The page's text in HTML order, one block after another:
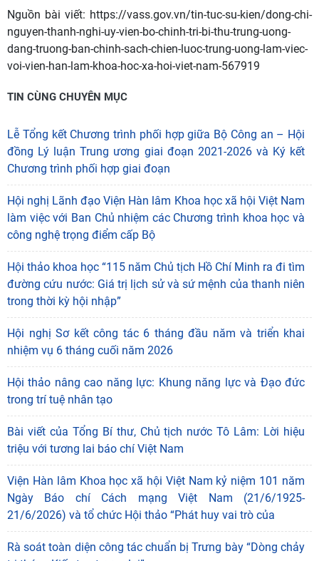
Đồng chí Nguyễn Kim Sơn, Phó Trưởng Ban Chính sách,
Chiến lược Trung ương phát biểu tại buổi làm việc
Toàn cảnh buổi làm việc
Đại biểu tham dự chụp ảnh lưu niệm tại trụ sở Viện Hàn lâm
Nguồn bài viết:https://vass.gov.vn/tin-tuc-su-kien/dong-chi-
nguyen-thanh-nghi-uy-vien-bo-chinh-tri-bi-thu-trung-uong-
dang-truong-ban-chinh-sach-chien-luoc-trung-uong-lam-viec-
voi-vien-han-lam-khoa-hoc-xa-hoi-viet-nam-567919
TIN CÙNG CHUYÊN MỤC
Lễ Tổng kết Chương trình phối hợp giữa Bộ Công an – Hội
đồng Lý luận Trung ương giai đoạn 2021-2026 và Ký kết
Chương trình phối hợp giai đoạn
Hội nghị Lãnh đạo Viện Hàn lâm Khoa học xã hội Việt Nam
làm việc với Ban Chủ nhiệm các Chương trình khoa học và
công nghệ trọng điểm cấp Bộ
Hội thảo khoa học “115 năm Chủ tịch Hồ Chí Minh ra đi tìm
đường cứu nước: Giá trị lịch sử và sứ mệnh của thanh niên
trong thời kỳ hội nhập”
Hội nghị Sơ kết công tác 6 tháng đầu năm và triển khai
nhiệm vụ 6 tháng cuối năm 2026